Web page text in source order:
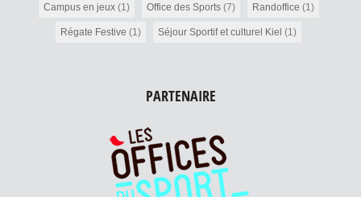
Campus en jeux(1) Office des Sports(7) Randoffice (1)
Régate Festive (1) Séjour Sportif et culturel Kiel (1)
PARTENAIRE